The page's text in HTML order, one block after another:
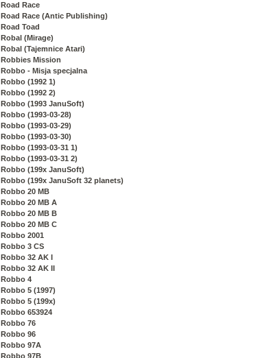
Road Race
Road Race (Antic Publishing)
Road Toad
Robal (Mirage)
Robal (Tajemnice Atari)
Robbies Mission
Robbo - Misja specjalna
Robbo (1992 1)
Robbo (1992 2)
Robbo (1993 JanuSoft)
Robbo (1993-03-28)
Robbo (1993-03-29)
Robbo (1993-03-30)
Robbo (1993-03-31 1)
Robbo (1993-03-31 2)
Robbo (199x JanuSoft)
Robbo (199x JanuSoft 32 planets)
Robbo 20 MB
Robbo 20 MB A
Robbo 20 MB B
Robbo 20 MB C
Robbo 2001
Robbo 3 CS
Robbo 32 AK I
Robbo 32 AK II
Robbo 4
Robbo 5 (1997)
Robbo 5 (199x)
Robbo 653924
Robbo 76
Robbo 96
Robbo 97A
Robbo 97B